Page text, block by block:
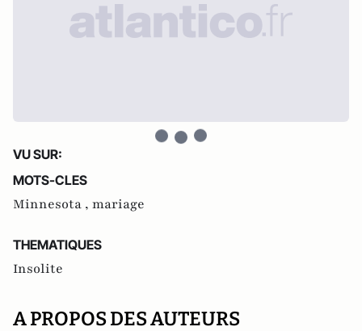
VU SUR:
MOTS-CLES
Minnesota , mariage
THEMATIQUES
Insolite
A PROPOS DES AUTEURS